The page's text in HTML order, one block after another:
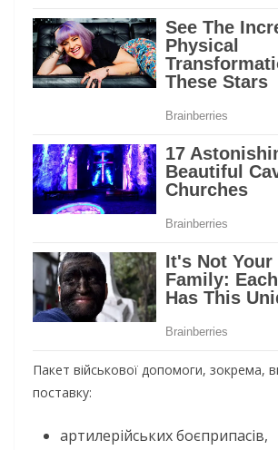
Пакет військової допомоги, зокрема,
поставку:
артилерійських боєприпасів,